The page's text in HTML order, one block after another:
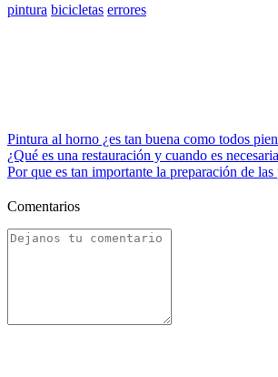
pintura bicicletas errores
Pintura al horno ¿es tan buena como todos
¿Qué es una restauración y cuando es
Por que es tan importante la preparación de
Comentarios